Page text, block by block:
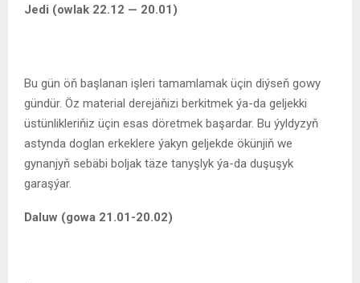
Jedi (owlak 22.12 — 20.01)
Bu gün öň başlanan işleri tamamlamak üçin diýseň gowy
gündür. Öz material derejäňizi berkitmek ýa-da geljekki
üstünlikleriňiz üçin esas döretmek başardar. Bu ýyldyzyň
astynda doglan erkeklere ýakyn geljekde ökünjiň we
gynanjyň sebäbi boljak täze tanyşlyk ýa-da duşuşyk
garaşýar.
Daluw (gowa 21.01-20.02)